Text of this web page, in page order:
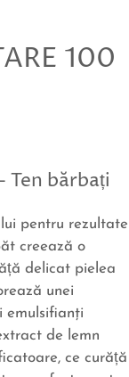
100
bărbați
pentru rezultate
creează o
delicat pielea
unei
emulsifianţi
de lemn
ce curăță